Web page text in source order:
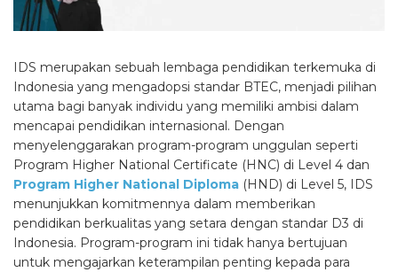
IDS merupakan sebuah lembaga pendidikan terkemuka di
Indonesia yang mengadopsi standar BTEC, menjadi pilihan
utama bagi banyak individu yang memiliki ambisi dalam
mencapai pendidikan internasional. Dengan
menyelenggarakan program-program unggulan seperti
Program Higher National Certificate (HNC) di Level 4 dan
Program Higher National Diploma (HND) di Level 5, IDS
menunjukkan komitmennya dalam memberikan
pendidikan berkualitas yang setara dengan standar D3 di
Indonesia. Program-program ini tidak hanya bertujuan
untuk mengajarkan keterampilan penting kepada para